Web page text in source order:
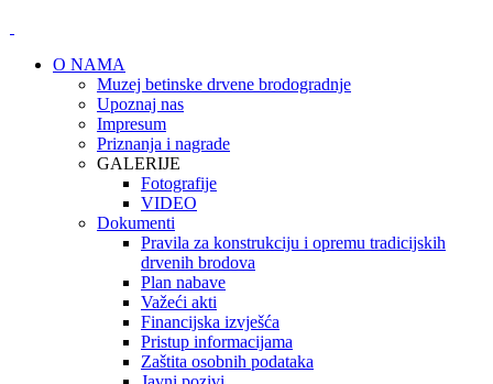
O NAMA
Muzej betinske drvene brodogradnje
Upoznaj nas
Impresum
Priznanja i nagrade
GALERIJE
Fotografije
VIDEO
Dokumenti
Pravila za konstrukciju i opremu tradicijskih
drvenih brodova
Plan nabave
Važeći akti
Financijska izvješća
Pristup informacijama
Zaštita osobnih podataka